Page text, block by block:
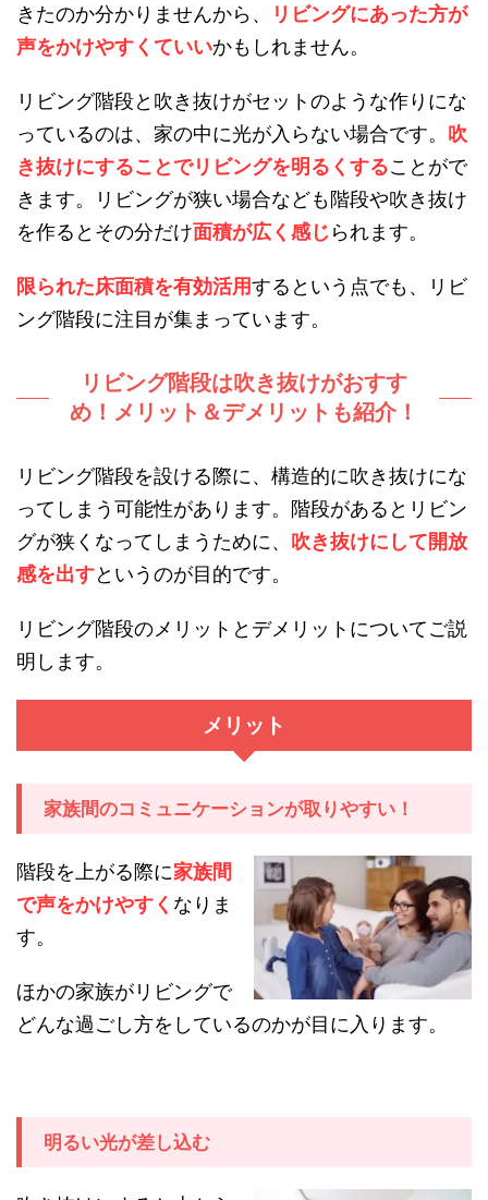
きたのか分かりませんから、
リビングにあった方が
声をかけやすくていいかもしれません。
リビング階段と吹き抜けがセットのような作りにな
っているのは、家の中に光が入らない場合です。 吹
き抜けにすることでリビングを明るくすることがで
きます。リビングが狭い場合なども階段や吹き抜け
を作るとその分だけ面積が広く感じ られます。
限られた床面積を有効活用するという点でも、リビ
ング階段に注目が集まっています。
リビング階段は吹き抜けがおすす
め！メリット＆デメリットも紹介！
リビング階段を設ける際に、構造的に吹き抜けにな
ってしまう可能性があります。階段があるとリビン
グが狭くなってしまうために、 吹き抜けにして開放
感を出すというのが目的です。
リビング階段のメリットとデメリットについてご説
明します。
メリット
家族間のコミュニケーションが取りやすい！
階段を上がる際に家族間
で声をかけやすく なりま
す。
ほかの家族がリビングで
どんな過ごし方をしているのかが目に入ります。
明るい光が差し込む